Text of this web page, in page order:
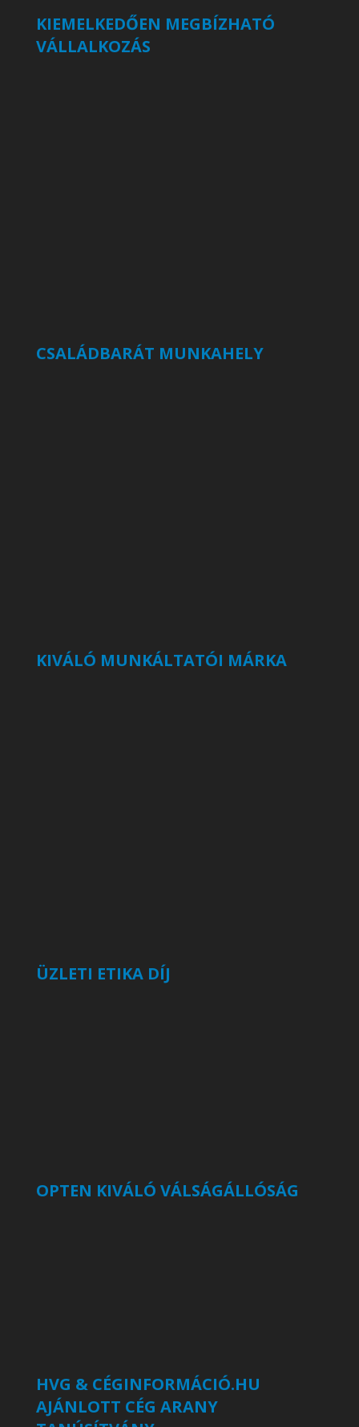
KIEMELKEDŐEN MEGBÍZHATÓ
VÁLLALKOZÁS
CSALÁDBARÁT MUNKAHELY
KIVÁLÓ MUNKÁLTATÓI MÁRKA
ÜZLETI ETIKA DÍJ
OPTEN KIVÁLÓ VÁLSÁGÁLLÓSÁG
HVG & CÉGINFORMÁCIÓ.HU
AJÁNLOTT CÉG ARANY